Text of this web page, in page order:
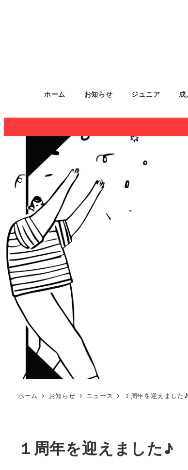
ホーム お知らせ ジュニア 成
ホーム お知らせ ニュース １周年を迎えました♪
１周年を迎えました♪